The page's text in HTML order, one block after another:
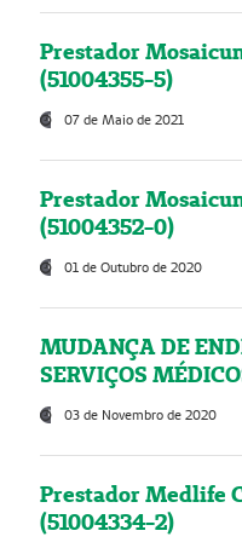
Prestador
(51004355-5)
07 de Maio de 2021
Prestador
(51004352-0)
01 de Outubro de 2020
MUDANÇA DE
SERVIÇOS
03 de Novembro de 2020
Prestador Medlife
(51004334-2)